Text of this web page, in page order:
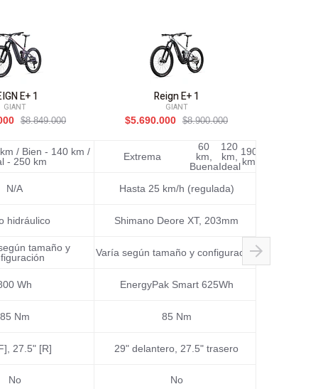
E+ 1
GIANT
$8.849.000
/ Bien - 140 km /
- 250 km
N/A
hidráulico
tamaño y
Wh
85 Nm
27.5" [R]
No
Reign E+ 1
GIANT
$5.690.000
$8.900.000
Extrema
60
km,
Buena
120
km,
Ideal
190
km
Hasta 25 km/h (regulada)
Shimano Deore XT, 203mm
Varía según tamaño y configuración
EnergyPak Smart 625Wh
85 Nm
29" delantero, 27.5" trasero
No
Varía según